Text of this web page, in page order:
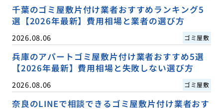
千葉のゴミ屋敷片付け業者おすすめランキング5
選【2026年最新】費用相場と業者の選び方
2026.08.06 ゴミ屋敷
兵庫のアパートゴミ屋敷片付け業者おすすめ5選
【2026年最新】費用相場と失敗しない選び方
2026.08.06 ゴミ屋敷
奈良のLINEで相談できるゴミ屋敷片付け業者おす